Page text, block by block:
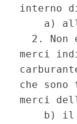
interno
a)
2. Non
merci
che
merci
b)